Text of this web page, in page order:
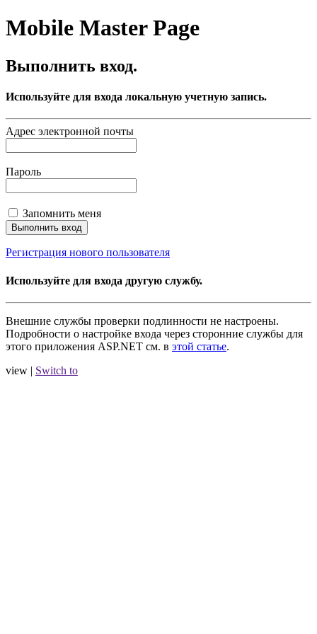
Mobile Master Page
Выполнить вход.
Используйте для входа локальную учетную запись.
Адрес электронной почты
Пароль
Запомнить меня
Регистрация нового пользователя
Используйте для входа другую службу.
Внешние службы проверки подлинности не настроены.
Подробности о настройке входа через сторонние службы для
этого приложения ASP.NET см. в этой статье.
view | Switch to